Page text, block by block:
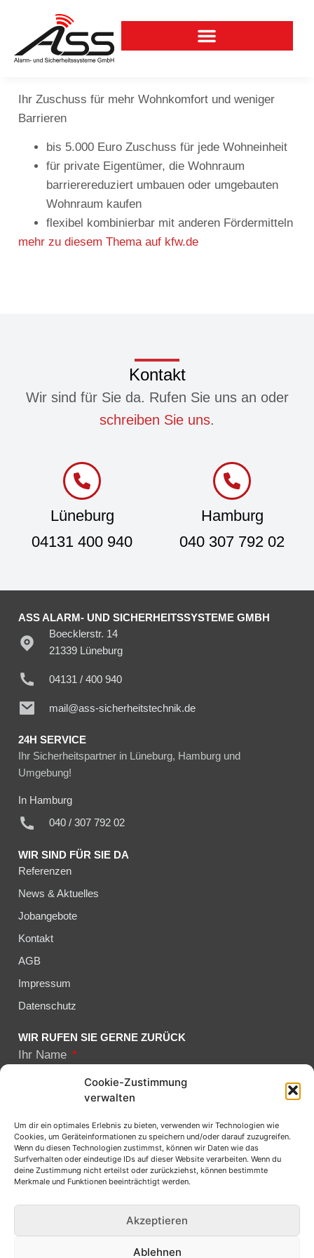
Cookie-Zustimmung
verwalten
Um dir ein optimales Erlebnis zu bieten, verwenden wir Technologien wie
Cookies, um Geräteinformationen zu speichern und/oder darauf zuzugreifen.
Wenn du diesen Technologien zustimmst, können wir Daten wie das
Surfverhalten oder eindeutige IDs auf dieser Website verarbeiten. Wenn du
deine Zustimmung nicht erteilst oder zurückziehst, können bestimmte
Merkmale und Funktionen beeinträchtigt werden.
Akzeptieren
Ablehnen
Ihr Zuschuss für mehr Wohnkomfort und weniger
Barrieren
bis 5.000 Euro Zuschuss für jede Wohneinheit
für private Eigentümer, die Wohnraum
barrierereduziert umbauen oder umgebauten
Wohnraum kaufen
flexibel kombinierbar mit anderen Fördermitteln
mehr zu diesem Thema auf kfw.de
Kontakt
Wir sind für Sie da. Rufen Sie uns an oder
schreiben Sie uns.
Lüneburg
04131 400 940
Hamburg
040 307 792 02
ASS ALARM- UND SICHERHEITSSYSTEME GMBH
Boecklerstr. 14
21339 Lüneburg
04131 / 400 940
mail@ass-sicherheitstechnik.de
24H SERVICE
Ihr Sicherheitspartner in Lüneburg, Hamburg und
Umgebung!
In Hamburg
040 / 307 792 02
WIR SIND FÜR SIE DA
Referenzen
News & Aktuelles
Jobangebote
Kontakt
AGB
Impressum
Datenschutz
WIR RUFEN SIE GERNE ZURÜCK
Ihr Name
Mit der Absendung des Formulars bestätigen Sie die
Kenntnisnahme und Ihr Einverständnis für unsere
Senden